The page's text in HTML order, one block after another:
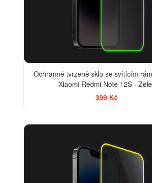
Ochranné tvrzené sklo se svítícím
Xiaomi Redmi Note 12S -
399 Kč